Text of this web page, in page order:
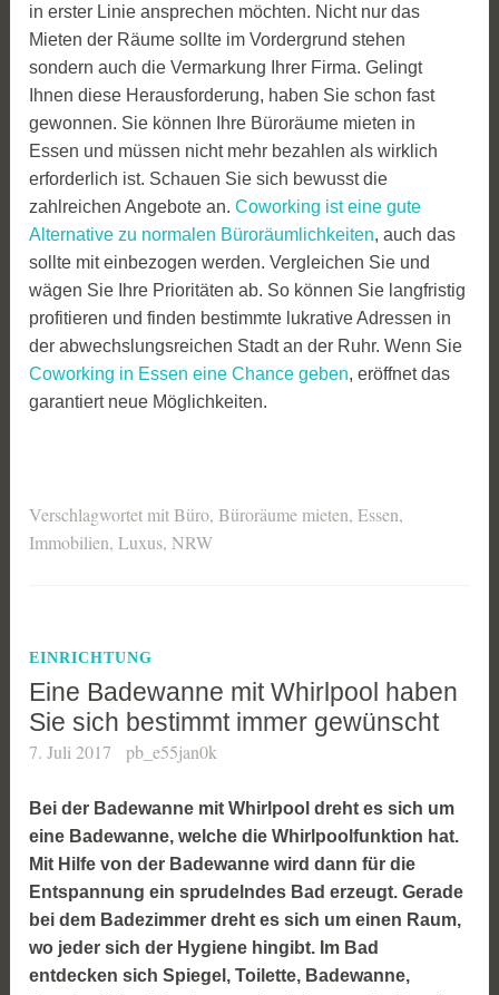
in erster Linie ansprechen möchten. Nicht nur das
Mieten der Räume sollte im Vordergrund stehen
sondern auch die Vermarkung Ihrer Firma. Gelingt
Ihnen diese Herausforderung, haben Sie schon fast
gewonnen. Sie können Ihre Büroräume mieten in
Essen und müssen nicht mehr bezahlen als wirklich
erforderlich ist. Schauen Sie sich bewusst die
zahlreichen Angebote an.Coworking ist eine gute
Alternative zu normalen Büroräumlichkeiten, auch das
sollte mit einbezogen werden. Vergleichen Sie und
wägen Sie Ihre Prioritäten ab. So können Sie langfristig
profitieren und finden bestimmte lukrative Adressen in
der abwechslungsreichen Stadt an der Ruhr. Wenn Sie
Coworking in Essen eine Chance geben, eröffnet das
garantiert neue Möglichkeiten.
Verschlagwortet mitBüro,Büroräume mieten,Essen,
Immobilien,Luxus,NRW
EINRICHTUNG
Eine Badewanne mit Whirlpool haben
Sie sich bestimmt immer gewünscht
7. Juli 2017 pb_e55jan0k
Bei der Badewanne mit Whirlpool dreht es sich um
eine Badewanne, welche die Whirlpoolfunktion hat.
Mit Hilfe von der Badewanne wird dann für die
Entspannung ein sprudelndes Bad erzeugt. Gerade
bei dem Badezimmer dreht es sich um einen Raum,
wo jeder sich der Hygiene hingibt. Im Bad
entdecken sich Spiegel, Toilette, Badewanne,